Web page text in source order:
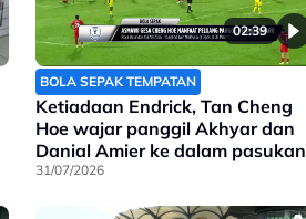
02:39
BOLA SEPAK TEMPATAN
Ketiadaan Endrick, Tan Cheng
Hoe wajar panggil Akhyar dan
Danial Amier ke dalam pasukan
31/07/2026